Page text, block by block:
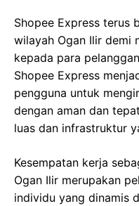
Shopee Express terus
wilayah Ogan Ilir demi
kepada para
Shopee Express
pengguna untuk
dengan aman dan
luas dan infrastruktur
Kesempatan kerja
Ogan Ilir merupakan
individu yang dinamis